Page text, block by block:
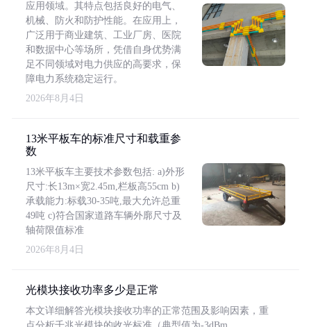
应用领域。其特点包括良好的电气、
机械、防火和防护性能。在应用上，
广泛用于商业建筑、工业厂房、医院
和数据中心等场所，凭借自身优势满
足不同领域对电力供应的高要求，保
障电力系统稳定运行。
2026年8月4日
13米平板车的标准尺寸和载重参
数
13米平板车主要技术参数包括: a)外形
尺寸:长13m×宽2.45m,栏板高55cm b)
承载能力:标载30-35吨,最大允许总重
49吨 c)符合国家道路车辆外廓尺寸及
轴荷限值标准
2026年8月4日
光模块接收功率多少是正常
本文详细解答光模块接收功率的正常范围及影响因素，重